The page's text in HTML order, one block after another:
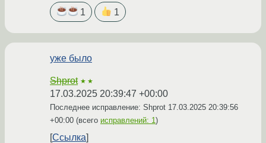
1 1
уже было
Shprot ★★
17.03.2025 20:39:47 +00:00
Последнее исправление: Shprot 17.03.2025 20:39:56
+00:00 (всего исправлений: 1 )
Ссылка